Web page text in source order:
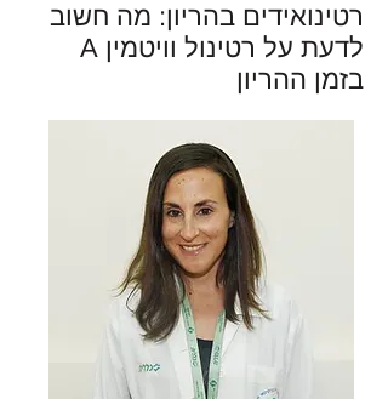
רטינואידים בהריון: מה חשוב
לדעת על רטינול וויטמין A
בזמן ההריון